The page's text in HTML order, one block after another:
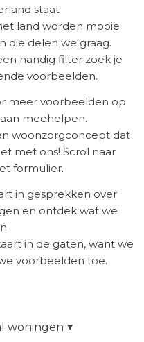
staat
land worden mooie
die delen we graag.
handig filter zoek je
voorbeelden.
meer voorbeelden op
meehelpen.
woonzorgconcept dat
met ons! Scrol naar
formulier.
in gesprekken over
en ontdek wat we
in de gaten, want we
voorbeelden toe.